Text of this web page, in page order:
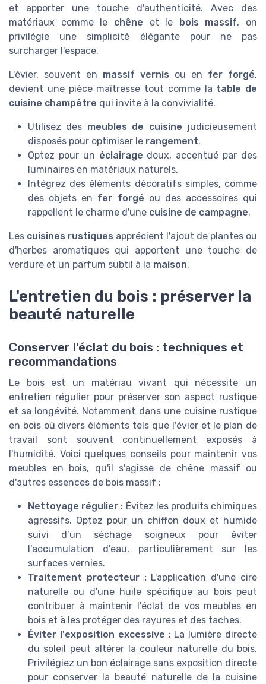
et apporter une touche d'authenticité. Avec des
matériaux comme le chêne et le bois massif, on
privilégie une simplicité élégante pour ne pas
surcharger l'espace.
L'évier, souvent en massif vernis ou en fer forgé,
devient une pièce maîtresse tout comme la table de
cuisine champêtre qui invite à la convivialité.
Utilisez des meubles de cuisine judicieusement
disposés pour optimiser le rangement.
Optez pour un éclairage doux, accentué par des
luminaires en matériaux naturels.
Intégrez des éléments décoratifs simples, comme
des objets en fer forgé ou des accessoires qui
rappellent le charme d'une cuisine de campagne.
Les cuisines rustiques apprécient l'ajout de plantes ou
d'herbes aromatiques qui apportent une touche de
verdure et un parfum subtil à la maison.
L'entretien du bois : préserver la
beauté naturelle
Conserver l'éclat du bois : techniques et
recommandations
Le bois est un matériau vivant qui nécessite un
entretien régulier pour préserver son aspect rustique
et sa longévité. Notamment dans une cuisine rustique
en bois où divers éléments tels que l'évier et le plan de
travail sont souvent continuellement exposés à
l'humidité. Voici quelques conseils pour maintenir vos
meubles en bois, qu'il s'agisse de chêne massif ou
d'autres essences de bois massif :
Nettoyage régulier : Évitez les produits chimiques
agressifs. Optez pour un chiffon doux et humide
suivi d’un séchage soigneux pour éviter
l'accumulation d'eau, particulièrement sur les
surfaces vernies.
Traitement protecteur :L'application d'une cire
naturelle ou d'une huile spécifique au bois peut
contribuer à maintenir l'éclat de vos meubles en
bois et à les protéger des rayures et des taches.
Éviter l'exposition excessive : La lumière directe
du soleil peut altérer la couleur naturelle du bois.
Privilégiez un bon éclairage sans exposition directe
pour conserver la beauté naturelle de la cuisine